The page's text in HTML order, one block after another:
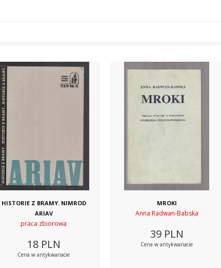
HISTORIE Z BRAMY. NIMROD
ARIAV
praca zbiorowa
18 PLN
Cena w antykwariacie
MROKI
Anna Radwan-Babska
39 PLN
Cena w antykwariacie